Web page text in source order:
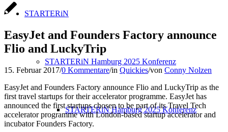
STARTERiN
STARTERiN Hamburg 2025 Konferenz
STARTERiN Hamburg 2025 Konferenz
EasyJet and Founders Factory announce
Flio and LuckyTrip
15. Februar 2017/0 Kommentare/in Quickies/von Conny Nolzen
EasyJet and Founders Factory announce Flio and LuckyTrip as the
first travel startups for their accelerator programme. EasyJet has
announced the first startups chosen to be part of its Travel Tech
accelerator programme with London-based startup accelerator and
incubator Founders Factory.